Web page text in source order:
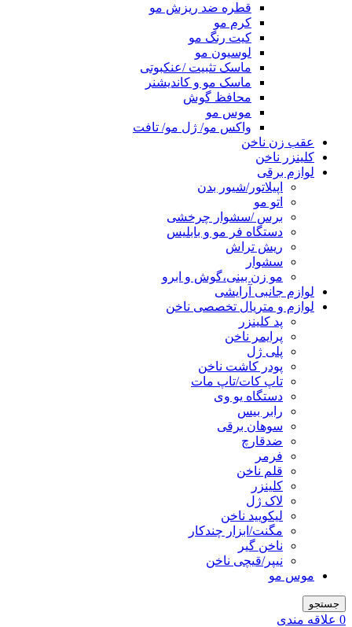
قطره ضد ریزش مو
کرم مو
کیت رنگ مو
لوسیون مو
ماسک تثبیت /عنکبوتی
ماسک مو و کاندیشنر
محافظ گوش
موس مو
واکس مو/ ژل مو/ تافت
عقب زن ناخن
کلینزر ناخن
لوازم برقی
اپیلاتور/شیور بدن
اتو مو
برس /سشوار چرخشی
دستگاه فر مو و بابلیس
ریش تراش
سشوار
مو زن بینی،گوش و ابرو
لوازم جانبی آرایشی
لوازم و متریال تخصصی ناخن
پد کلینزر
پرایمر ناخن
پلی ژل
پودر کاشت ناخن
تاپ کات/تاپ مات
دستگاه یو وی
رابر بیس
سوهان برقی
ضدقارچ
فرمر
قلم ناخن
کلینزر
لاک ژل
لیکوييد ناخن
مگنت/ابزار چندکار
ناخن گیر
نیپر/قیچی ناخن
موس مو
جستجو
0 علاقه مندی